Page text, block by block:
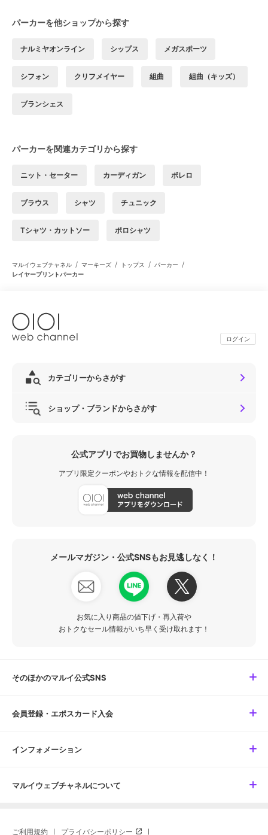
パーカーを他ショップから探す
ナルミヤオンライン シップス メガスポーツ
シフォン クリフメイヤー 組曲 組曲（キッズ）
ブランシェス
パーカーを関連カテゴリから探す
ニット・セーター カーディガン ボレロ
ブラウス シャツ チュニック
Tシャツ・カットソー ポロシャツ
マルイウェブチャネル / マーキーズ / トップス / パーカー /
レイヤープリントパーカー
ログイン
カテゴリーからさがす
ショップ・ブランドからさがす
公式アプリでお買物しませんか？
アプリ限定クーポンやおトクな情報を配信中！
メールマガジン・公式SNSもお見逃しなく！
お気に入り商品の値下げ・再入荷や
おトクなセール情報がいち早く受け取れます！
そのほかのマルイ公式SNS
会員登録・エポスカード入会
インフォメーション
マルイウェブチャネルについて
ご利用規約 プライバシーポリシー